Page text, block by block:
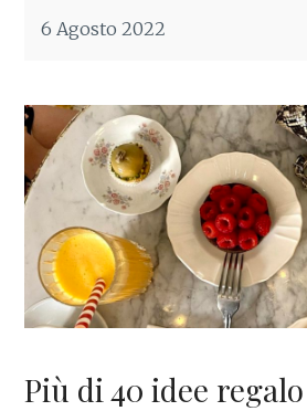
6 Agosto 2022
Più di 40 idee regalo